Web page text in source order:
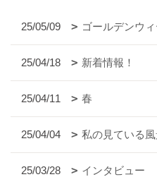
25/05/09 ゴールデンウ
25/04/18 新着情報！
25/04/11 春
25/04/04 私の見ている
25/03/28 インタビュー